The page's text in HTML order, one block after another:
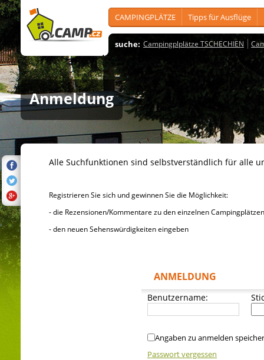
CAMPINGPLÄTZE Tipps für Ausflüge
suche: Campingplplätze TSCHECHIEN
Anmeldung
Alle Suchfunktionen sind selbstverständlich für alle
Registrieren Sie sich und gewinnen Sie die Möglichkeit:
- die Rezensionen/Kommentare zu den einzelnen
- den neuen Sehenswürdigkeiten eingeben
ANMELDUNG
Benutzername:
Angaben zu anmelden
Passwort vergessen